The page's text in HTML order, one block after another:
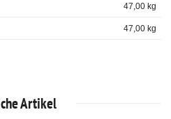
47,00 kg
47,00 kg
Artikel